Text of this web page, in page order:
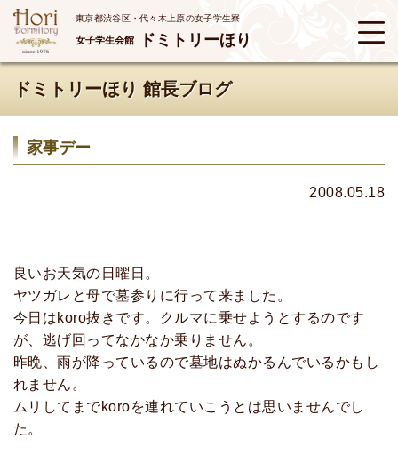
東京都渋谷区・代々木上原の女子学生寮
女子学生会館 ドミトリーほり
ドミトリーほり 館長ブログ
家事デー
2008.05.18
良いお天気の日曜日。
ヤツガレと母で墓参りに行って来ました。
今日はkoro抜きです。クルマに乗せようとするのです
が、逃げ回ってなかなか乗りません。
昨晩、雨が降っているので墓地はぬかるんでいるかもし
れません。
ムリしてまでkoroを連れていこうとは思いませんでし
た。